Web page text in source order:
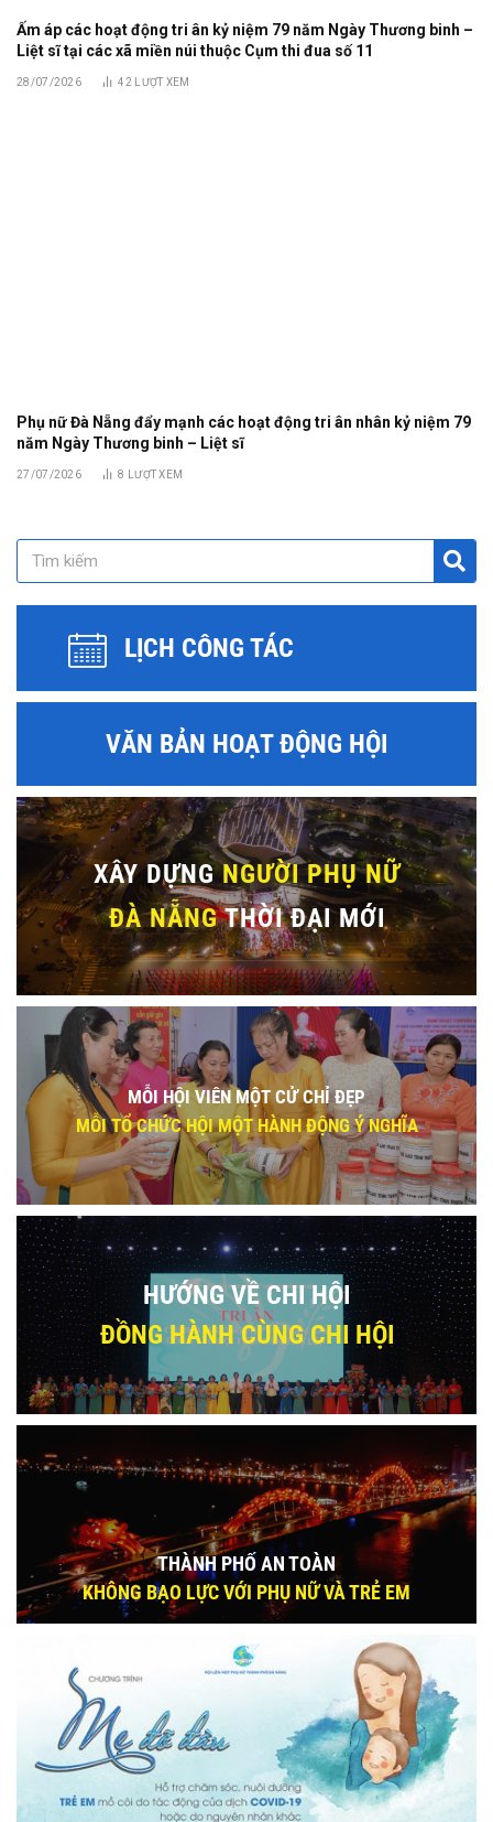
Ấm áp các hoạt động tri ân kỷ niệm 79 năm Ngày Thương binh –
Liệt sĩ tại các xã miền núi thuộc Cụm thi đua số 11
28/07/2026 42 LƯỢT XEM
Phụ nữ Đà Nẵng đẩy mạnh các hoạt động tri ân nhân kỷ niệm 79
năm Ngày Thương binh – Liệt sĩ
27/07/2026 8 LƯỢT XEM
LỊCH CÔNG TÁC
VĂN BẢN HOẠT ĐỘNG HỘI
XÂY DỰNGNGƯỜI PHỤ NỮ
ĐÀ NẴNGTHỜI ĐẠI MỚI
MỖI HỘI VIÊN MỘT CỬ CHỈ ĐẸP
MỖI TỔ CHỨC HỘI MỘT HÀNH ĐỘNG Ý NGHĨA
HƯỚNG VỀ CHI HỘI
ĐỒNG HÀNH CÙNG CHI HỘI
THÀNH PHỐ AN TOÀN
KHÔNG BẠO LỰC VỚI PHỤ NỮ VÀ TRẺ EM